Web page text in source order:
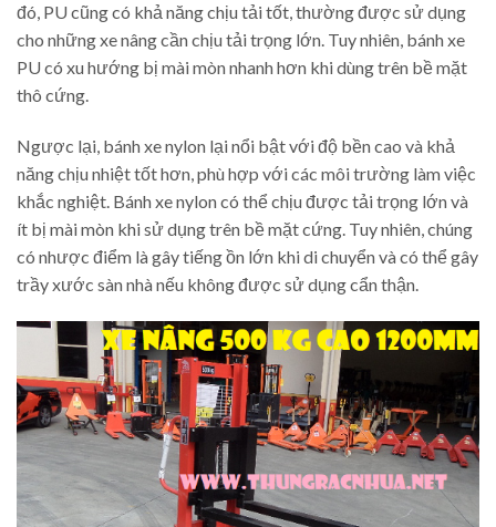
đó, PU cũng có khả năng chịu tải tốt, thường được sử dụng
cho những xe nâng cần chịu tải trọng lớn. Tuy nhiên, bánh xe
PU có xu hướng bị mài mòn nhanh hơn khi dùng trên bề mặt
thô cứng.
Ngược lại, bánh xe nylon lại nổi bật với độ bền cao và khả
năng chịu nhiệt tốt hơn, phù hợp với các môi trường làm việc
khắc nghiệt. Bánh xe nylon có thể chịu được tải trọng lớn và
ít bị mài mòn khi sử dụng trên bề mặt cứng. Tuy nhiên, chúng
có nhược điểm là gây tiếng ồn lớn khi di chuyển và có thể gây
trầy xước sàn nhà nếu không được sử dụng cẩn thận.